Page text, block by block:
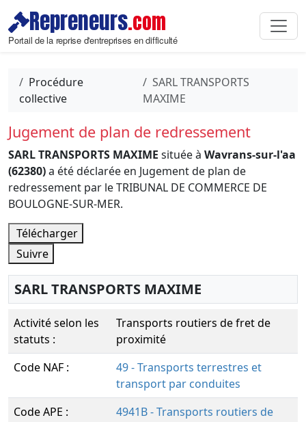
Repreneurs.com
Portail de la reprise d'entreprises en difficulté
Procédure
collective
SARL TRANSPORTS
MAXIME
Jugement de plan de redressement
SARL TRANSPORTS MAXIME située à Wavrans-sur-l'aa
(62380)a été déclarée en Jugement de plan de
redressement par le TRIBUNAL DE COMMERCE DE
BOULOGNE-SUR-MER.
Télécharger
Suivre
SARL TRANSPORTS MAXIME
Activité selon les
statuts :
Transports routiers de fret de
proximité
Code NAF :
49 - Transports terrestres et
transport par conduites
Code APE :
4941B - Transports routiers de